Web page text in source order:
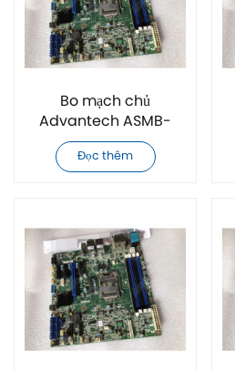
Bo mạch chủ
Advantech ASMB-
815I-00A1E hoàn toàn
mới
Đọc thêm